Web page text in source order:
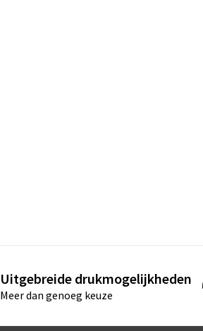
Uitgebreide drukmogelijkheden
Meer dan genoeg keuze